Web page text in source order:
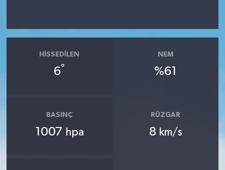
HISSEDILEN
6°
NEM
%61
BASINÇ
1007 hpa
RÜZGAR
8 km/s